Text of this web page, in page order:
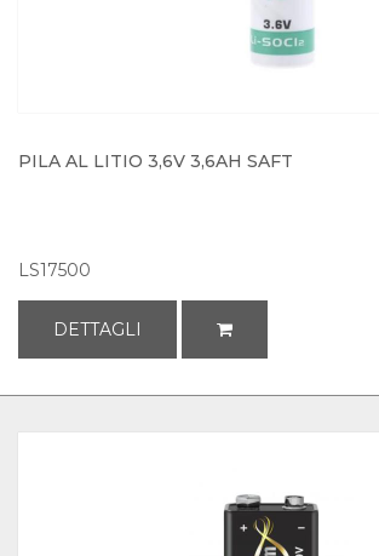
PILA AL LITIO 3,6V 3,6AH SAFT
LS17500
DETTAGLI